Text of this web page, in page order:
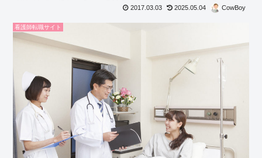
2017.03.03 2025.05.04 CowBoy
看護師転職サイト